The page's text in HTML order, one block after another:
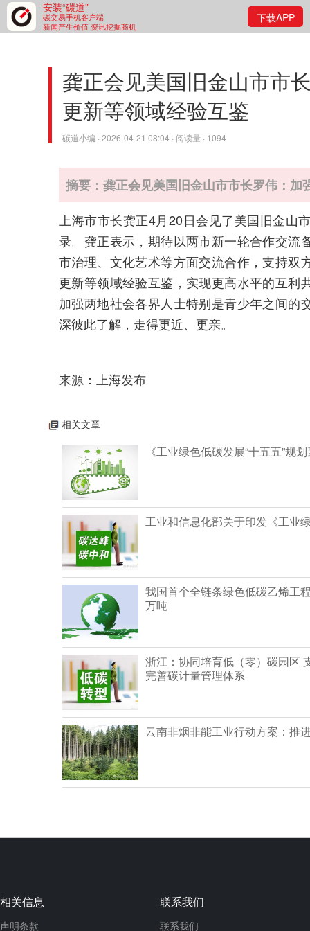
安装“碳道”
碳交易手机客户端
新闻产生价值 资讯挖掘商机
下载APP
龚正会见美国旧金山市市
更新等领域经验互鉴
碳道小编 · 2026-04-21 08:04 · 阅读量 · 1094
摘要：龚正会见美国旧金山市市长罗伟：
上海市市长龚正4月20日会见了美国旧金
录。龚正表示，期待以两市新一轮合作交流
市治理、文化艺术等方面交流合作，支持双
更新等领域经验互鉴，实现更高水平的互利
加强两地社会各界人士特别是青少年之间的
深彼此了解，走得更近、更亲。
来源：上海发布
相关文章
《工业绿色低碳发展“十五五”规
工业和信息化部关于印发《工业
我国首个全链条绿色低碳乙烯工
万吨
浙江：协同培育低（零）碳园区
完善碳计量管理体系
云南非烟非能工业行动方案：推
相关信息
声明条款
联系我们
联系我们